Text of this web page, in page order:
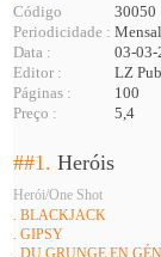
Código
30050
Periodicidade : Mensal
Data :
03-03-
Editor :
LZ
Páginas :
100
Preço :
5,4
##1.Heróis
Herói/One Shot
. BLACKJACK
. GIPSY
. DU GRUNGE EN